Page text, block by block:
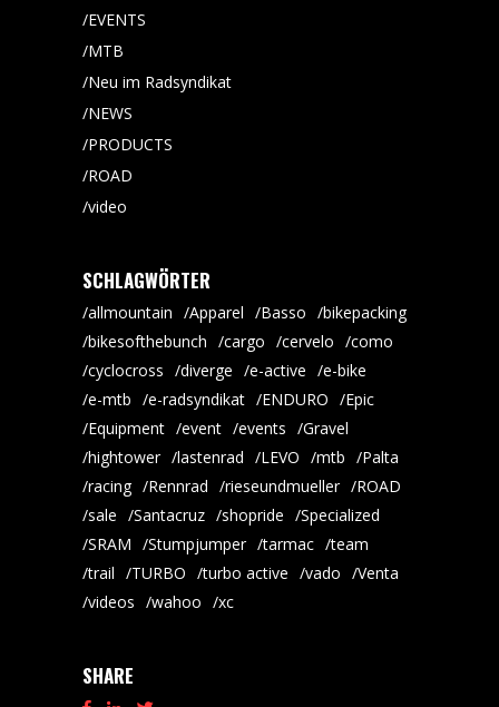
EVENTS
MTB
Neu im Radsyndikat
NEWS
PRODUCTS
ROAD
video
SCHLAGWÖRTER
allmountain Apparel Basso
bikepacking
bikesofthebunch
cargo cervelo
como
cyclocross
diverge e-active
e-bike
e-mtb
e-radsyndikat ENDURO
Epic
Equipment
event events
Gravel
hightower
lastenrad LEVO mtb
Palta
racing
Rennrad rieseundmueller
ROAD
sale
Santacruz shopride
Specialized
SRAM
Stumpjumper tarmac
team
trail
TURBO turbo active vado
Venta
videos
wahoo xc
SHARE